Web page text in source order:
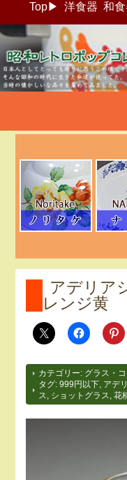
Top▶ 洋食器 和
昭和レト
貨通
アデリア
レンジ黄
カテゴリー: グラス・
タグ:999円以下 アデ
ス
ショットグラス ,花